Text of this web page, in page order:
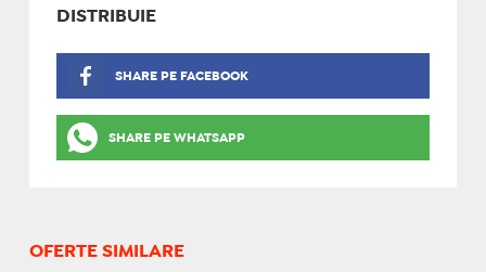
DISTRIBUIE
SHARE PE FACEBOOK
SHARE PE WHATSAPP
OFERTE SIMILARE